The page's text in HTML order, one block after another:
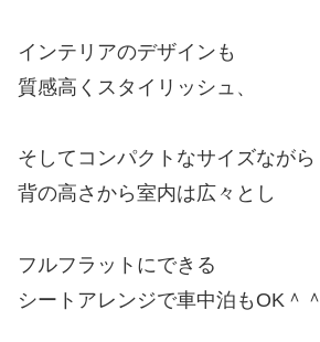
インテリアのデザインも
質感高くスタイリッシュ、
そしてコンパクトなサイズながら
背の高さから室内は広々とし
フルフラットにできる
シートアレンジで車中泊もOK＾＾